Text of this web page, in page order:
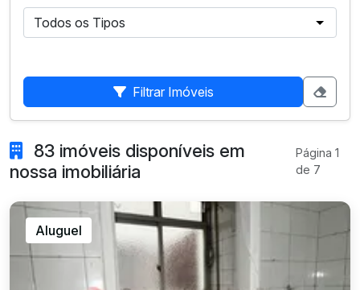
Filtrar Imóveis
83 imóveis disponíveis em
nossa imobiliária
Página 1
de 7
Aluguel